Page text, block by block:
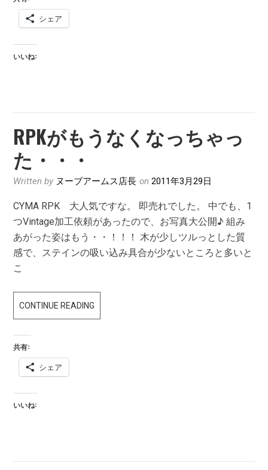
シェア
いいね:
RPKがもうなくなっちゃっ
た・・・
Written by ヌーブアームス店長 on2011年3月29日
CYMA RPK 大人気ですな。 即売れでした。 中でも、1
つVintage加工依頼があったので、お写真大公開♪ 組み
あがった姿はもう・・！！！ 木が少しツルっとした質
感で、ステインの吸い込み具合が少ないところと多いと
こ
CONTINUE READING
が
っ
共有:
シェア
いいね: